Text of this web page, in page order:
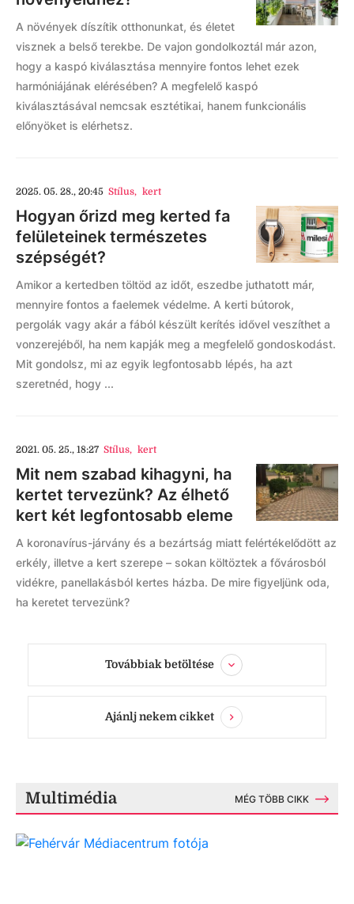
A növények díszítik otthonunkat, és életet
visznek a belső terekbe. De vajon gondolkoztál már azon,
hogy a kaspó kiválasztása mennyire fontos lehet ezek
harmóniájának elérésében? A megfelelő kaspó
kiválasztásával nemcsak esztétikai, hanem funkcionális
előnyöket is elérhetsz.
2025. 05. 28., 20:45 Stílus, kert
Hogyan őrizd meg kerted fa
felületeinek természetes
szépségét?
Amikor a kertedben töltöd az időt, eszedbe juthatott már,
mennyire fontos a faelemek védelme. A kerti bútorok,
pergolák vagy akár a fából készült kerítés idővel veszíthet a
vonzerejéből, ha nem kapják meg a megfelelő gondoskodást.
Mit gondolsz, mi az egyik legfontosabb lépés, ha azt
szeretnéd, hogy ...
2021. 05. 25., 18:27 Stílus, kert
Mit nem szabad kihagyni, ha
kertet tervezünk? Az élhető
kert két legfontosabb eleme
A koronavírus-járvány és a bezártság miatt felértékelődött az
erkély, illetve a kert szerepe – sokan költöztek a fővárosból
vidékre, panellakásból kertes házba. De mire figyeljünk oda,
ha keretet tervezünk?
Továbbiak betöltése
Ajánlj nekem cikket
Multimédia MÉG TÖBB CIKK